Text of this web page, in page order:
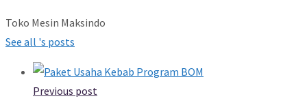
Toko Mesin Maksindo
See all 's posts
Previous post